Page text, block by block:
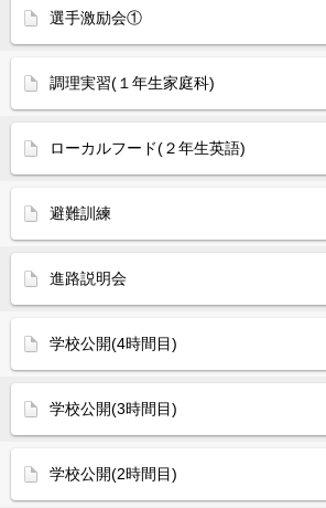
選手激励会①
調理実習(１年生家庭科)
ローカルフード(２年生英語)
避難訓練
進路説明会
学校公開(4時間目)
学校公開(3時間目)
学校公開(2時間目)